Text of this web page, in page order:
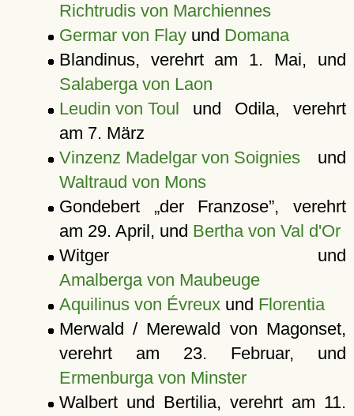
Richtrudis von Marchiennes
Germar von Flayund Domana
Blandinus, verehrt am 1. Mai, und
Salaberga von Laon
Leudin von Toul und Odila, verehrt
am 7. März
Vinzenz Madelgar von Soigniesund
Waltraud von Mons
Gondebert
der Franzose , verehrt
am 29. April, und Bertha von Val d'Or
Witger und
Amalberga von Maubeuge
Aquilinus von Évreuxund Florentia
Merwald / Merewald von Magonset,
verehrt am 23. Februar, und
Ermenburga von Minster
Walbert und Bertilia, verehrt am 11.